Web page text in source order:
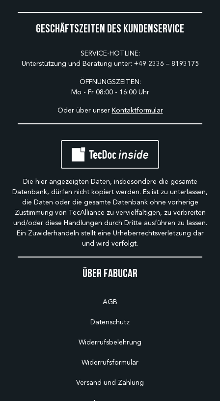
Über Fabucar
AGB
Datenschutz
Widerrufsbelehrung
Widerrufsformular
Versand und Zahlung
Geschäftszeiten des Kundenservice
SERVICE-HOTLINE:
Unterstützung und Beratung unter: +49 2336 – 8193175
ÖFFNUNGSZEITEN:
Mo - Fr 08:00 - 16:00 Uhr
Oder über unser Kontaktformular
Die hier angezeigten Daten, insbesondere die gesamte
Datenbank, dürfen nicht kopiert werden. Es ist zu unterlassen,
die Daten oder die gesamte Datenbank ohne vorherige
Zustimmung von TecAlliance zu vervielfältigen, zu verbreiten
und/oder diese Handlungen durch Dritte ausführen zu lassen.
Ein Zuwiderhandeln stellt eine Urheberrechtsverletzung dar
und wird verfolgt.